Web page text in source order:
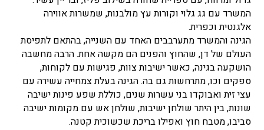
המשרד עם גג גלוי וקורות עץ מולבנות, שמשרות אווירה
אלגנטית וכפרית.
הגינה והמשרד מתערבבים האחד עם השנייה, בהתאם לתפיסת
העולם של דן, שהחוץ והפנים הם מקשה אחת. הרבה מחשבה
הושקעה בגינה, כאשר ישיבות צוות, פגישות עם לקוחות,
ספקים וכו, מתרחשות גם בה. הגינה בעלת צמחייה עשירה עם
עצי זית ואבוקדו בני עשרות שנים, כוללת שפע פינות ישיבה
שונות, בין היתר שולחן ישיבות, שולחן אש עם מקומות ישיבה
סביבו, מטבח חוץ ואפילו בריכת שכשוכית קטנה.